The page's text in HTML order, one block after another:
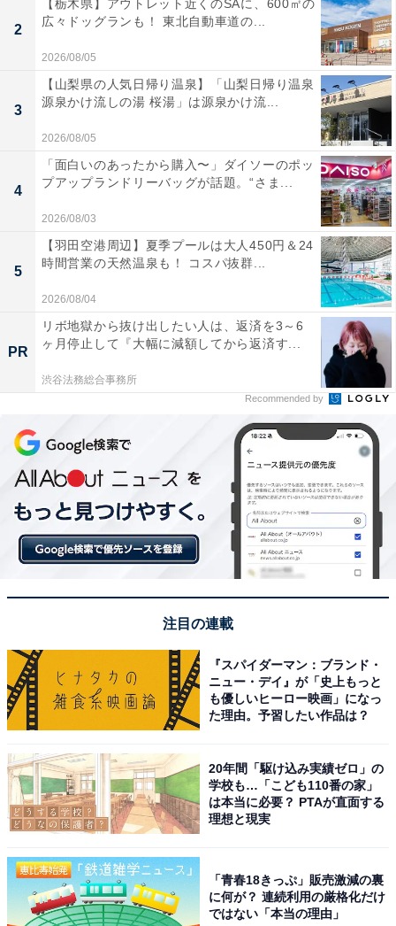
2
【栃木県】アウトレット近くのSAに、600㎡の
広々ドッグランも！ 東北自動車道の...
2026/08/05
3
【山梨県の人気日帰り温泉】「山梨日帰り温泉
源泉かけ流しの湯 桜湯」は源泉かけ流...
2026/08/05
4
「面白いのあったから購入〜」ダイソーのポッ
プアップランドリーバッグが話題。“さま...
2026/08/03
5
【羽田空港周辺】夏季プールは大人450円＆24
時間営業の天然温泉も！ コスパ抜群...
2026/08/04
PR
リボ地獄から抜け出したい人は、返済を3～6
ヶ月停止して『大幅に減額してから返済す...
渋谷法務総合事務所
Recommended by
注目の連載
『スパイダーマン：ブランド・
ニュー・デイ』が「史上もっと
も優しいヒーロー映画」になっ
た理由。予習したい作品は？
20年間「駆け込み実績ゼロ」の
学校も…「こども110番の家」
は本当に必要？ PTAが直面する
理想と現実
「青春18きっぷ」販売激減の裏
に何が？ 連続利用の厳格化だけ
ではない「本当の理由」